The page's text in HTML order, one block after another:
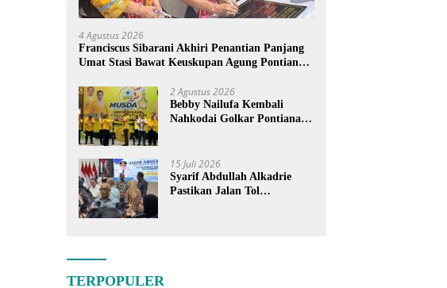
4 Agustus 2026
Franciscus Sibarani Akhiri Penantian Panjang
Umat Stasi Bawat Keuskupan Agung Pontianak,
2 Agustus 2026
Bebby Nailufa Kembali
Nahkodai Golkar Pontianak,
15 Juli 2026
Syarif Abdullah Alkadrie
Pastikan Jalan Tol
TERPOPULER